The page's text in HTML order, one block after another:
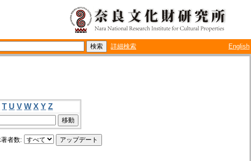
詳細検索 English
T U V W X Y Z
者数: